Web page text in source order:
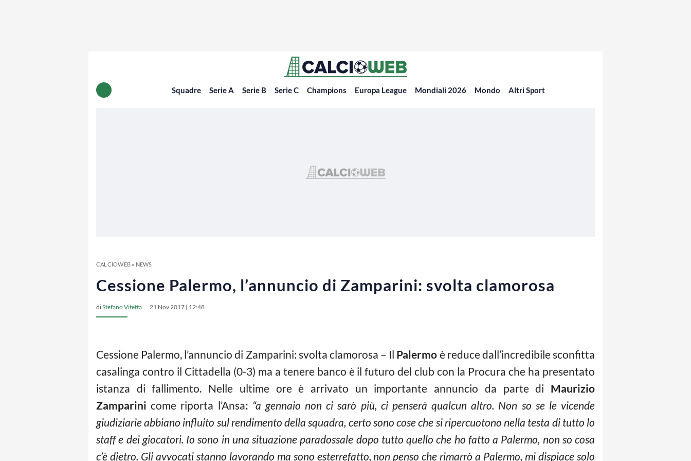
Squadre Serie A Serie B Serie C Champions Europa League Mondiali 2026 Mondo Altri Sport
CALCIOWEB» NEWS
Cessione Palermo, l’annuncio di Zamparini: svolta clamorosa
diStefano Vitetta 21 Nov 2017 | 12:48
Cessione Palermo, l’annuncio di Zamparini: svolta clamorosa – Il Palermo è reduce dall’incredibile sconfitta
casalinga contro il Cittadella (0-3) ma a tenere banco è il futuro del club con la Procura che ha presentato
istanza di fallimento. Nelle ultime ore è arrivato un importante annuncio da parte di Maurizio
Zamparini come riporta l’Ansa: “a gennaio non ci sarò più, ci penserà qualcun altro. Non so se le vicende
giudiziarie abbiano influito sul rendimento della squadra, certo sono cose che si ripercuotono nella testa di tutto lo
staff e dei giocatori. Io sono in una situazione paradossale dopo tutto quello che ho fatto a Palermo, non so cosa
c’è dietro. Gli avvocati stanno lavorando ma sono esterrefatto, non penso che rimarrò a Palermo, mi dispiace solo